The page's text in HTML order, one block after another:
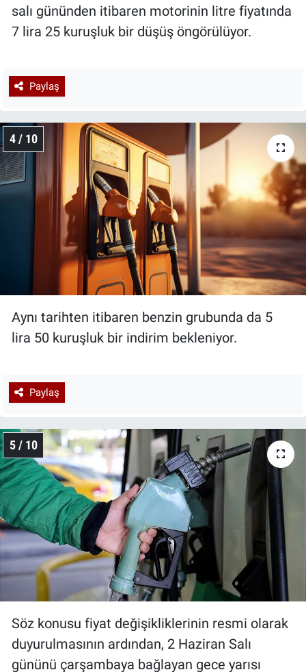
salı gününden itibaren motorinin litre fiyatında
7 lira 25 kuruşluk bir düşüş öngörülüyor.
Paylaş
4 / 10
Aynı tarihten itibaren benzin grubunda da 5
lira 50 kuruşluk bir indirim bekleniyor.
Paylaş
5 / 10
Söz konusu fiyat değişikliklerinin resmi olarak
duyurulmasının ardından, 2 Haziran Salı
gününü çarşambaya bağlayan gece yarısı